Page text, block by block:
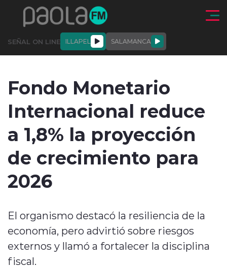
Click acá para ir directamente al contenido
SEÑAL ON LINE ILLAPEL SALAMANCA
ENTREVISTAS
modo claro
Fondo Monetario
Internacional reduce
a 1,8% la proyección
de crecimiento para
2026
El organismo destacó la resiliencia de la
economía, pero advirtió sobre riesgos
externos y llamó a fortalecer la disciplina
fiscal.